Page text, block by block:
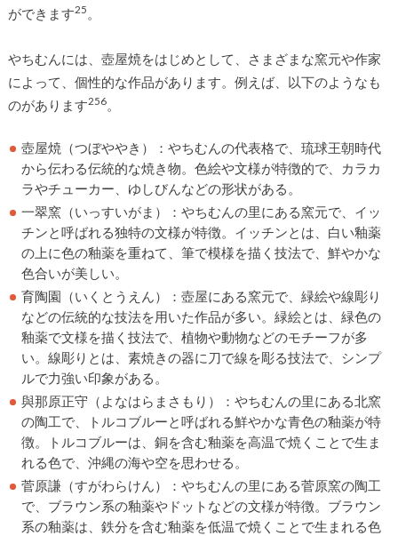
ができます25 。
やちむんには、壺屋焼をはじめとして、さまざまな窯元や作家
によって、個性的な作品があります。例えば、以下のようなも
のがあります256。
壺屋焼（つぼややき）：やちむんの代表格で、琉球王朝時代
から伝わる伝統的な焼き物。色絵や文様が特徴的で、カラカ
ラやチューカー、ゆしびんなどの形状がある。
一翠窯（いっすいがま）：やちむんの里にある窯元で、イッ
チンと呼ばれる独特の文様が特徴。イッチンとは、白い釉薬
の上に色の釉薬を重ねて、筆で模様を描く技法で、鮮やかな
色合いが美しい。
育陶園（いくとうえん）：壺屋にある窯元で、緑絵や線彫り
などの伝統的な技法を用いた作品が多い。緑絵とは、緑色の
釉薬で文様を描く技法で、植物や動物などのモチーフが多
い。線彫りとは、素焼きの器に刀で線を彫る技法で、シンプ
ルで力強い印象がある。
與那原正守（よなはらまさもり）：やちむんの里にある北窯
の陶工で、トルコブルーと呼ばれる鮮やかな青色の釉薬が特
徴。トルコブルーは、銅を含む釉薬を高温で焼くことで生ま
れる色で、沖縄の海や空を思わせる。
菅原謙（すがわらけん）：やちむんの里にある菅原窯の陶工
で、ブラウン系の釉薬やドットなどの文様が特徴。ブラウン
系の釉薬は、鉄分を含む釉薬を低温で焼くことで生まれる色